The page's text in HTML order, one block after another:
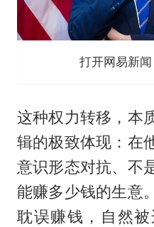
打开网易新
这种权力转移，本
辑的极致体现：在
意识形态对抗、不
能赚多少钱的生意
耽误赚钱，自然